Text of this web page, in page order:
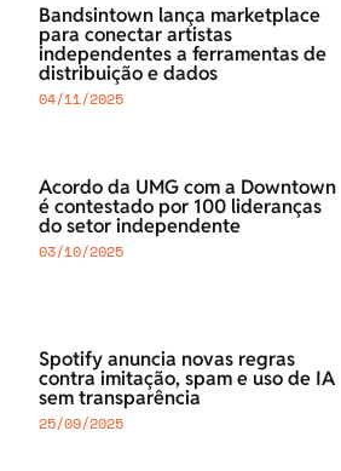
Bandsintown lança marketplace
para conectar artistas
independentes a ferramentas de
distribuição e dados
04/11/2025
Acordo da UMG com a Downtown
é contestado por 100 lideranças
do setor independente
03/10/2025
Spotify anuncia novas regras
contra imitação, spam e uso de IA
sem transparência
25/09/2025